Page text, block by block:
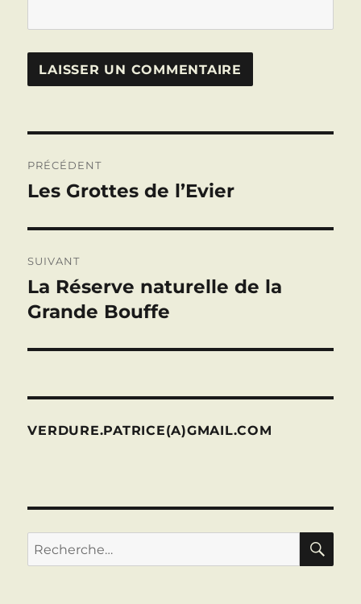
de
PRÉCÉDENT
Publication
Les Grottes de l’Evier
SUIVANT
Publication
suivante :
La Réserve naturelle de la
Grande Bouffe
VERDURE.PATRICE(A)GMAIL.COM
Recherche
pour :